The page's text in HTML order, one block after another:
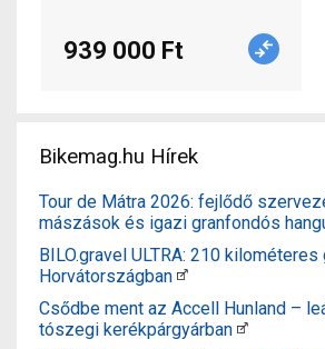
939 000 Ft
Bikemag.hu Hírek
Tour de Mátra 2026: fejlődő
mászások és igazi granfondós
BILO.gravel ULTRA: 210
Horvátországban
Csődbe ment az Accell Hunland –
tószegi kerékpárgyárban